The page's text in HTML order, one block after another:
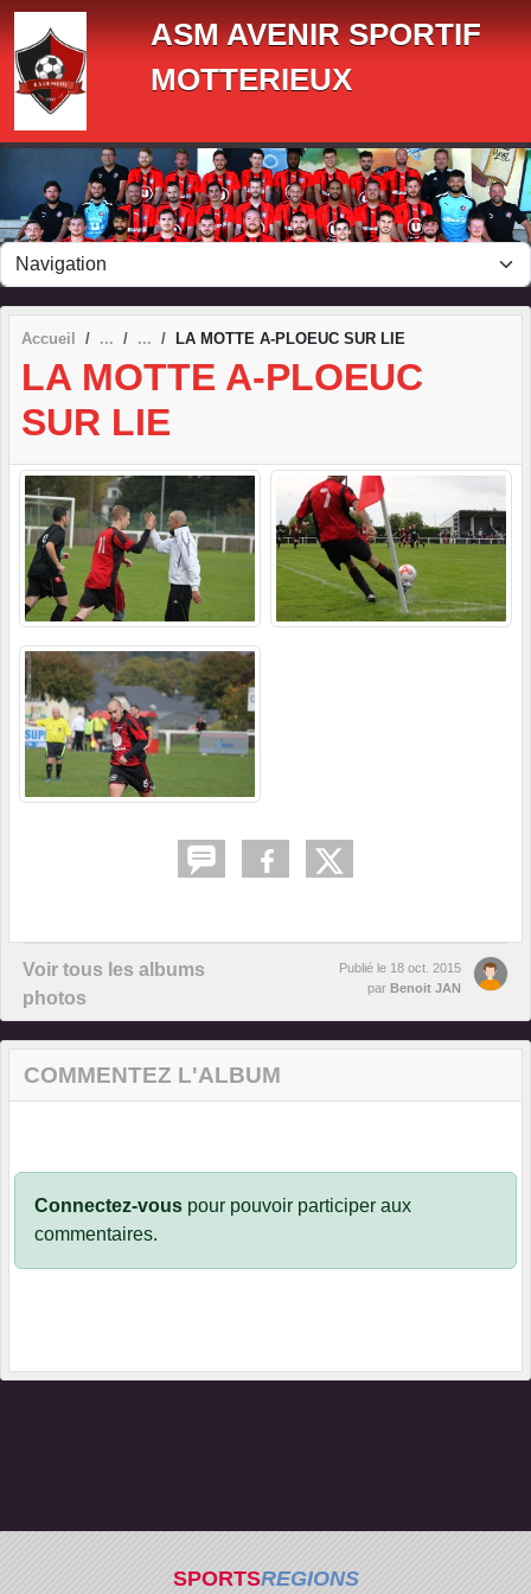
ASM AVENIR SPORTIF
MOTTERIEUX
Accueil LA MOTTE A-PLOEUC SUR LIE
LA MOTTE A-PLOEUC
SUR LIE
Voir tous les albums
photos
Publié le 18 oct. 2015
par Benoit JAN
COMMENTEZ L'ALBUM
Connectez-vous pour pouvoir participer aux
commentaires.
SPORTSREGIONS
Panneau de gestion des cookies